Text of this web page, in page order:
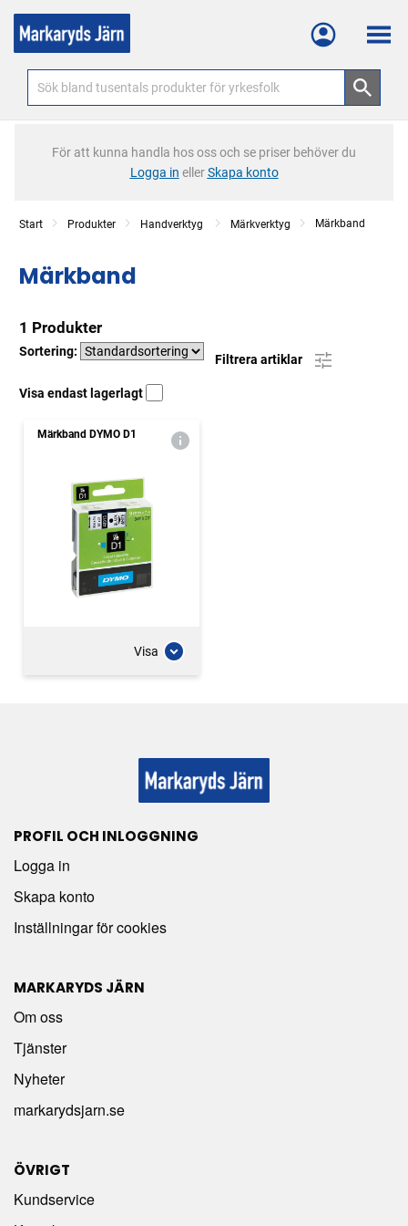
Meny
För att kunna handla hos oss och se priser behöver du
Logga in ellerSkapa konto
Start Produkter Handverktyg Märkverktyg Märkband
Märkband
1 Produkter
Sortering:
Filtrera artiklar
Visa endast lagerlagt
Märkband DYMO D1
Visa
PROFIL OCH INLOGGNING
Logga in
Skapa konto
Inställningar för cookies
MARKARYDS JÄRN
Om oss
Tjänster
Nyheter
markarydsjarn.se
ÖVRIGT
Kundservice